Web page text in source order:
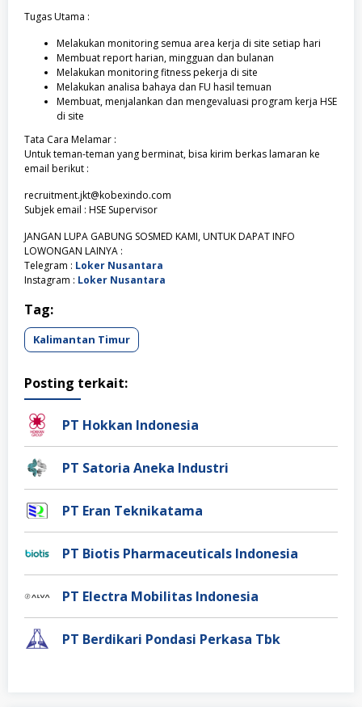
Tugas Utama :
Melakukan monitoring semua area kerja di site setiap hari
Membuat report harian, mingguan dan bulanan
Melakukan monitoring fitness pekerja di site
Melakukan analisa bahaya dan FU hasil temuan
Membuat, menjalankan dan mengevaluasi program kerja HSE
di site
Tata Cara Melamar :
Untuk teman-teman yang berminat, bisa kirim berkas lamaran ke
email berikut :
recruitment.jkt@kobexindo.com
Subjek email : HSE Supervisor
JANGAN LUPA GABUNG SOSMED KAMI, UNTUK DAPAT INFO
LOWONGAN LAINYA :
Telegram : Loker Nusantara
Instagram : Loker Nusantara
Tag:
Kalimantan Timur
Posting terkait:
PT Hokkan Indonesia
PT Satoria Aneka Industri
PT Eran Teknikatama
PT Biotis Pharmaceuticals Indonesia
PT Electra Mobilitas Indonesia
PT Berdikari Pondasi Perkasa Tbk